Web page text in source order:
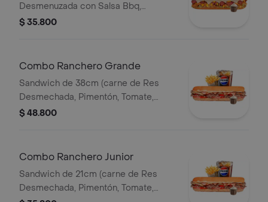
Desmenuzada con Salsa Bbq,
Tocineta, Maiz Tierno, Lechuga,
$ 35.800
Combo Ranchero Grande
Sandwich de 38cm (carne de Res
Desmechada, Pimentón, Tomate,
Tocineta, Lechuga, Queso Mozzarella,
$ 48.800
Combo Ranchero Junior
Sandwich de 21cm (carne de Res
Desmechada, Pimentón, Tomate,